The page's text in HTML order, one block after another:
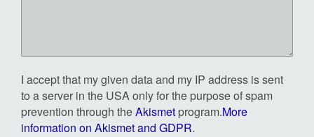
I accept that my given data and my IP address is sent
to a server in the USA only for the purpose of spam
prevention through theAkismet program.More
information on Akismet and GDPR.